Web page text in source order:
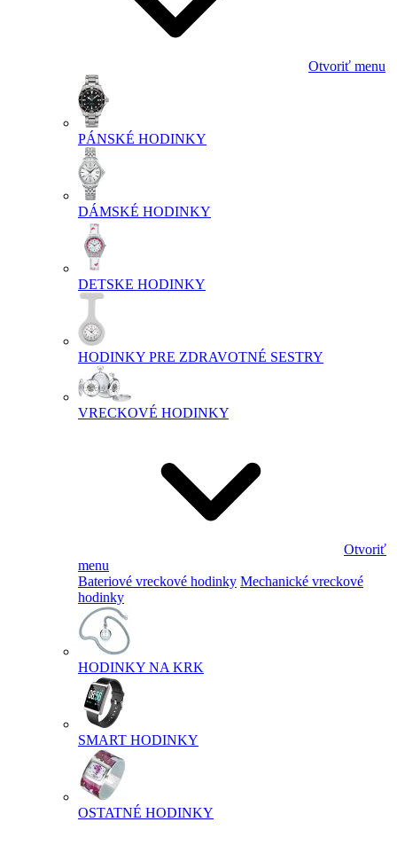
Otvoriť menu
PÁNSKÉ HODINKY
DÁMSKÉ HODINKY
DETSKE HODINKY
HODINKY PRE ZDRAVOTNÉ SESTRY
VRECKOVÉ HODINKY
Otvoriť
menu
Bateriové vreckové hodinky Mechanické vreckové
hodinky
HODINKY NA KRK
SMART HODINKY
OSTATNÉ HODINKY